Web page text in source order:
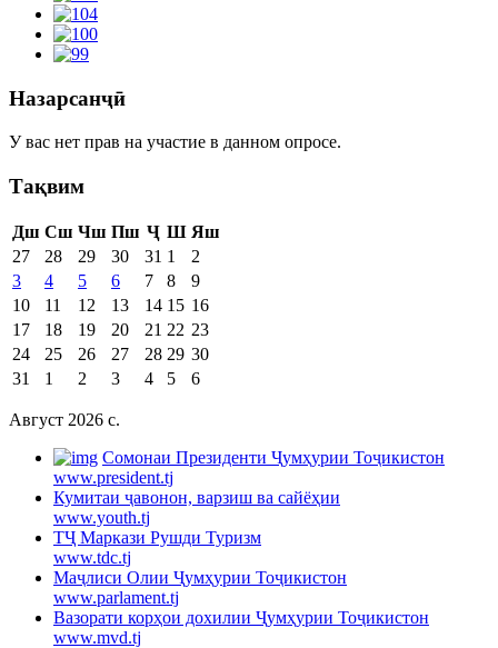
Назарсанҷӣ
У вас нет прав на участие в данном опросе.
Тақвим
Дш Сш Чш Пш Ҷ Ш Яш
27
28 29 30 31 1
2
3
4 5 6 7 8
9
10
11 12 13 14 15 16
17
18 19 20 21 22 23
24
25 26 27 28 29 30
31
1 2 3 4 5 6
Август 2026 c.
Cомонаи Президенти Ҷумҳурии Тоҷикистон
www.president.tj
Кумитаи ҷавонон, варзиш ва сайёҳии
www.youth.tj
ТҶ Маркази Рушди Туризм
www.tdc.tj
Маҷлиси Олии Ҷумҳурии Тоҷикистон
www.parlament.tj
Вазорати корҳои дохилии Ҷумҳурии Тоҷикистон
www.mvd.tj